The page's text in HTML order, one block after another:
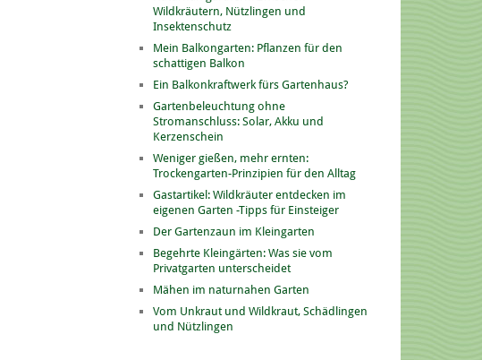
Wildkräutern, Nützlingen und
Insektenschutz
Mein Balkongarten: Pflanzen für den
schattigen Balkon
Ein Balkonkraftwerk fürs Gartenhaus?
Gartenbeleuchtung ohne
Stromanschluss: Solar, Akku und
Kerzenschein
Weniger gießen, mehr ernten:
Trockengarten-Prinzipien für den Alltag
Gastartikel: Wildkräuter entdecken im
eigenen Garten -Tipps für Einsteiger
Der Gartenzaun im Kleingarten
Begehrte Kleingärten: Was sie vom
Privatgarten unterscheidet
Mähen im naturnahen Garten
Vom Unkraut und Wildkraut, Schädlingen
und Nützlingen